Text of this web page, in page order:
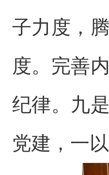
子力度，
度。完善
纪律。九
党建，一